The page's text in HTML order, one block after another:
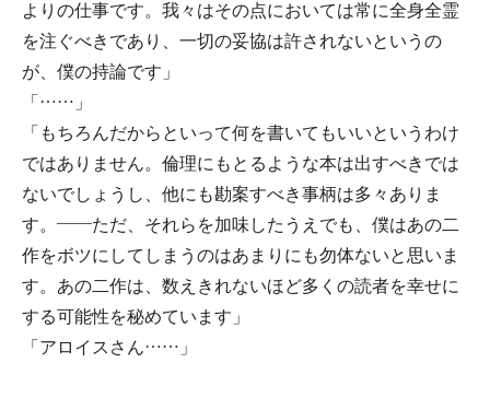
よりの仕事です。我々はその点においては常に全身全霊
を注ぐべきであり、一切の妥協は許されないというの
が、僕の持論です」
「……」
「もちろんだからといって何を書いてもいいというわけ
ではありません。倫理にもとるような本は出すべきでは
ないでしょうし、他にも勘案すべき事柄は多々ありま
す。――ただ、それらを加味したうえでも、僕はあの二
作をボツにしてしまうのはあまりにも勿体ないと思いま
す。あの二作は、数えきれないほど多くの読者を幸せに
する可能性を秘めています」
「アロイスさん……」